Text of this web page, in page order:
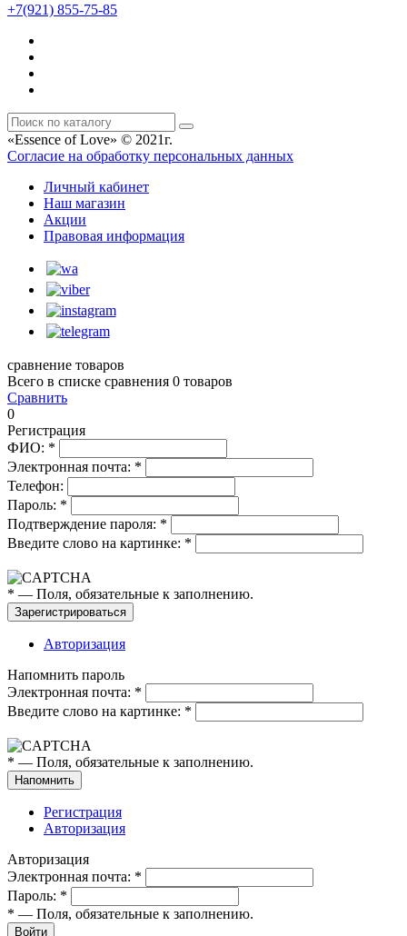
+7(921) 855-75-85
«Essence of Love» © 2021г.
Согласие на обработку персональных данных
Личный кабинет
Наш магазин
Акции
Правовая информация
сравнение товаров
Всего в списке сравнения 0 товаров
Сравнить
0
Регистрация
ФИО: *
Электронная почта: *
Телефон:
Пароль: *
Подтверждение пароля: *
Введите слово на картинке: *
* — Поля, обязательные к заполнению.
Авторизация
Напомнить пароль
Электронная почта: *
Введите слово на картинке: *
* — Поля, обязательные к заполнению.
Регистрация
Авторизация
Авторизация
Электронная почта: *
Пароль: *
* — Поля, обязательные к заполнению.